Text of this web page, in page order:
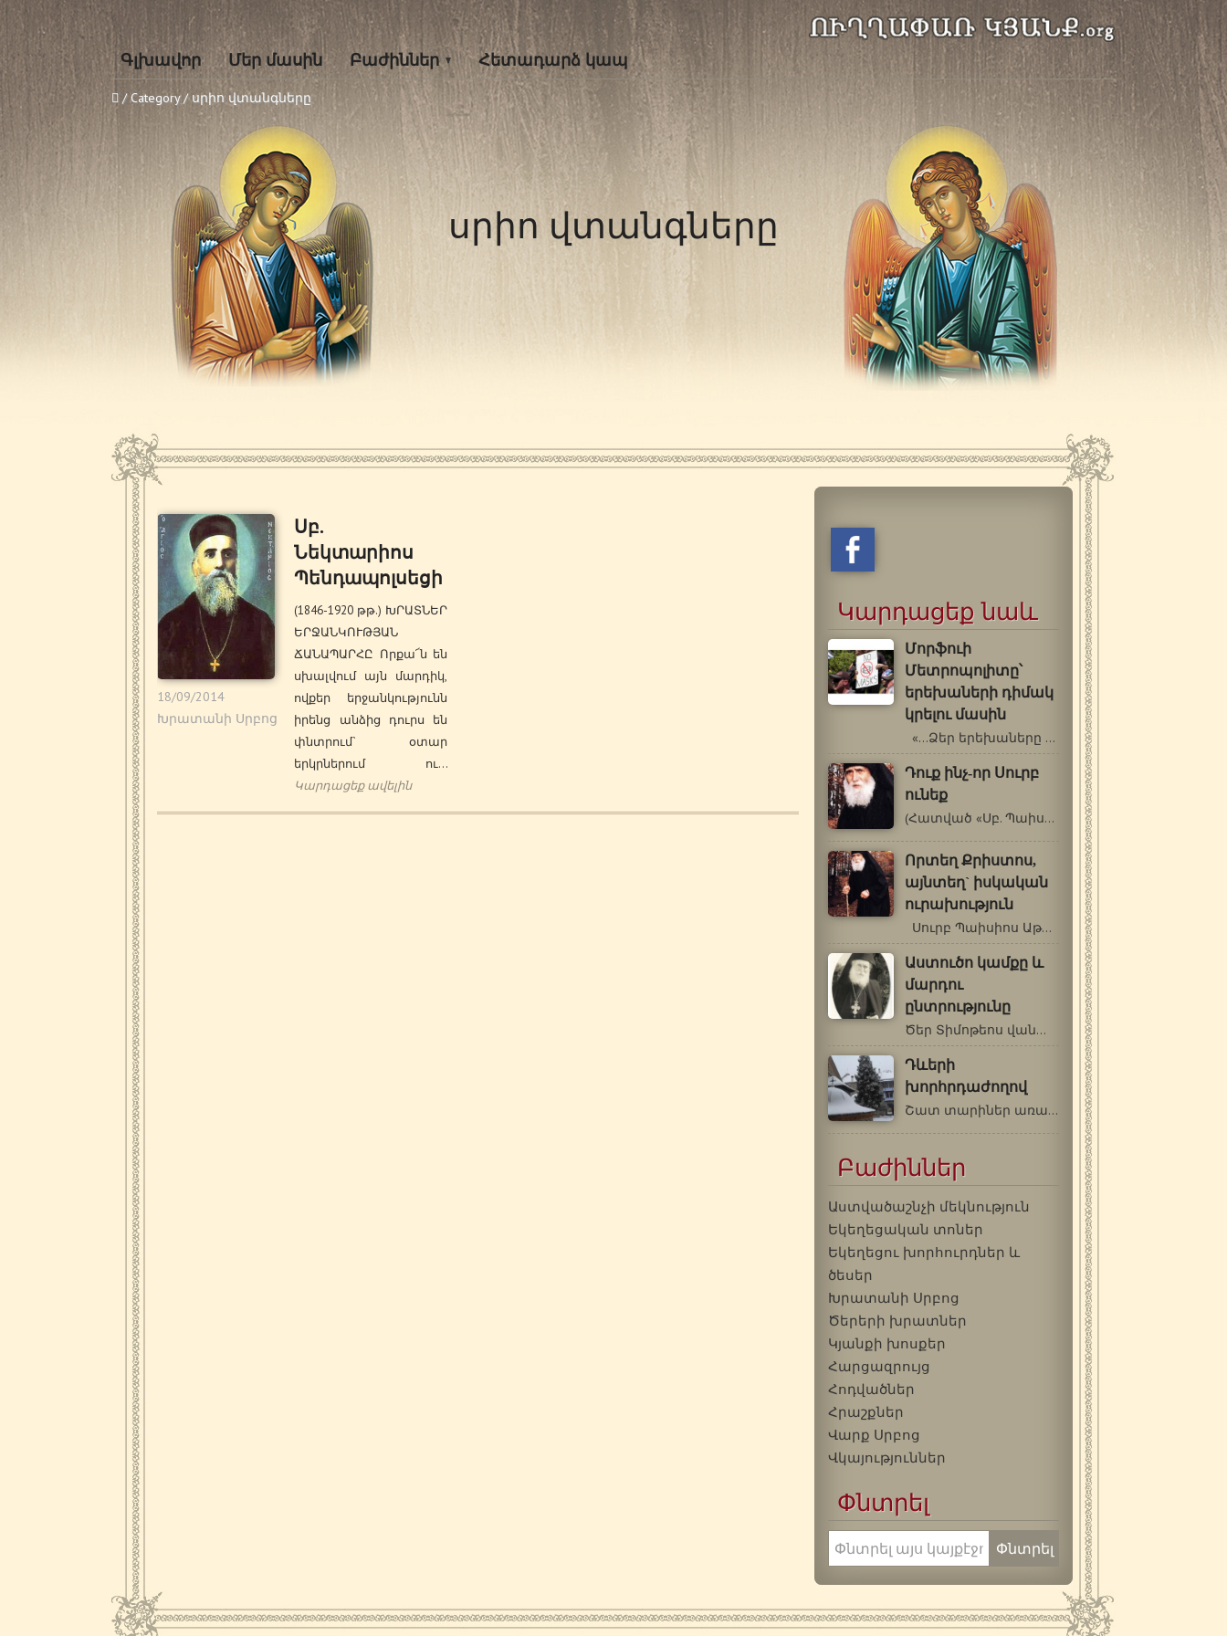
Գլխավոր Մեր մասին Բաժիններ Հետադարձ կապ
/ Category / սրիո վտանգները
սրիո վտանգները
18/09/2014
Խրատանի Սրբոց
Սբ.
Նեկտարիոս
Պենդապոլսեցի
(1846-1920 թթ.) ԽՐԱՏՆԵՐ
ԵՐՋԱՆԿՈՒԹՅԱՆ
ՃԱՆԱՊԱՐՀԸ Որքա՜ն են
սխալվում այն մարդիկ,
ովքեր երջանկությունն
իրենց անձից դուրս են
փնտրում` օտար
երկրներում ու…
Կարդացեք ավելին
Կարդացեք նաև
Մորֆուի
Մետրոպոլիտը՝
երեխաների դիմակ
կրելու մասին
«…Ձեր երեխաները ձեր աչքի լույսն…
Դուք ինչ-որ Սուրբ
ունեք
(Հատված «Սբ. Պաիսիոս Աթոսացու վարքն…
Որտեղ Քրիստոս,
այնտեղ` իսկական
ուրախություն
Սուրբ Պաիսիոս Աթոսացի …
Աստուծո կամքը և
մարդու
ընտրությունը
Ծեր Տիմոթեոս վանահայր († 23 սեպտեմբերի…
Դևերի
խորհրդաժողով
Շատ տարիներ առաջ առաքինի մի Խոստովանահայր…
Բաժիններ
Աստվածաշնչի մեկնություն
Եկեղեցական տոներ
Եկեղեցու խորհուրդներ և
ծեսեր
Խրատանի Սրբոց
Ծերերի խրատներ
Կյանքի խոսքեր
Հարցազրույց
Հոդվածներ
Հրաշքներ
Վարք Սրբոց
Վկայություններ
Փնտրել